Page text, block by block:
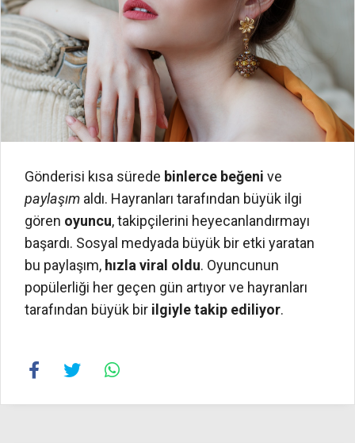
Gönderisi kısa sürede binlerce beğeni ve
paylaşım aldı. Hayranları tarafından büyük ilgi
gören oyuncu, takipçilerini heyecanlandırmayı
başardı. Sosyal medyada büyük bir etki yaratan
bu paylaşım, hızla viral oldu. Oyuncunun
popülerliği her geçen gün artıyor ve hayranları
tarafından büyük bir ilgiyle takip ediliyor.